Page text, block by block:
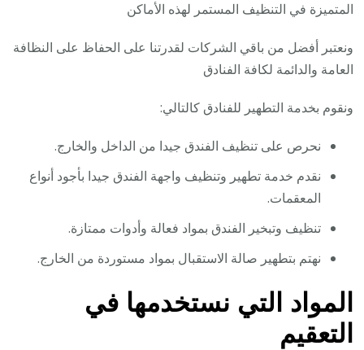
المتميزة في التنظيف المستمر لهذه الأماكن
ونعتبر أفضل من باقي الشركات لقدرتنا على الحفاظ على النظافة
العامة والدائمة لكافة الفنادق
ونقوم بخدمة التطهير للفنادق كالتالي:
نحرص على تنظيف الفندق جيدا من الداخل والخارج.
نقدم خدمة تطهير وتنظيف واجهة الفندق جيدا بأجود أنواع
المعقمات.
تنظيف وتبخير الفندق بمواد فعالة وأدوات ممتازة.
نهتم بتطهير صالة الاستقبال بمواد مستوردة من الخارج.
المواد التي نستخدمها في
التعقيم